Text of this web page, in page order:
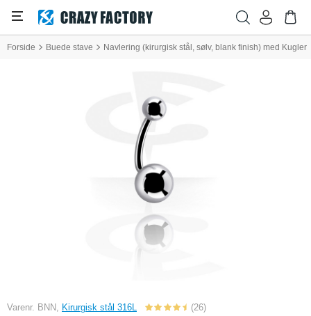
Forside Buede stave Navlering (kirurgisk stål, sølv, blank finish) med Kugler
Varenr. BNN, Kirurgisk stål 316L (26)